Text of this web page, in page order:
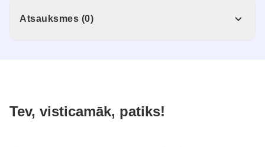
Atsauksmes (0)
Tev, visticamāk, patiks!